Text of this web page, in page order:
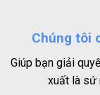
Chúng tôi
Giúp bạn giải
xuất là sứ